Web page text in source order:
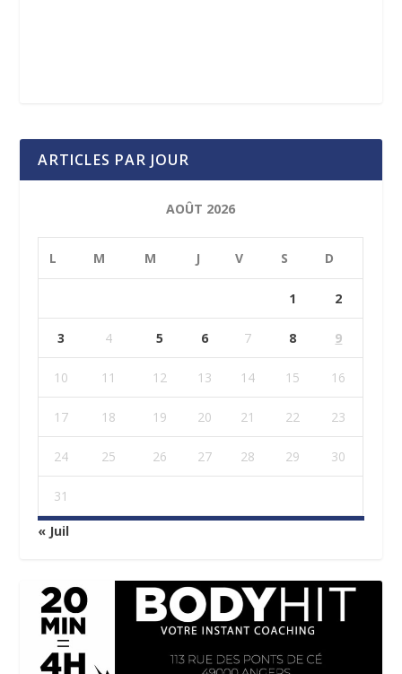
ARTICLES PAR JOUR
AOÛT 2026
L M M J V S D
1 2
3 4 5 6 7 8 9
10 11 12 13 14 15 16
17 18 19 20 21 22 23
24 25 26 27 28 29 30
31
« Juil